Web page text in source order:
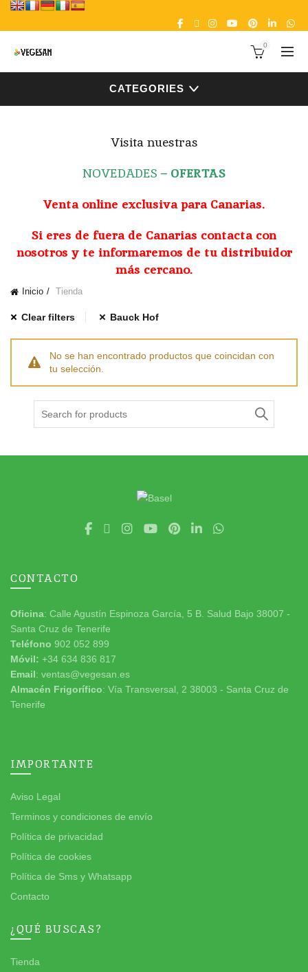
0
CATEGORIES
Visita nuestras
NOVEDADES – OFERTAS
Venta online exclusiva para Canarias.
Si eres de fuera de Canarias contacta con
nosotros y te informaremos de tu distribuidor
más cercano.
Inicio Tienda
Clear filters Bauck Hof
No se han encontrado productos que coincidan con
tu selección.
CONTACTO
Oficina: Calle Agustín Espinoza García, 5 B. Salud Bajo 38007 -
Santa Cruz de Tenerife
Teléfono 902 052 899
Móvil: +34 634 836 817
Email: ventas@vegesan.es
Almacén Frigorífico: Vía Transversal, 2 38003 - Santa Cruz de
Tenerife
IMPORTANTE
Aviso Legal
Terminos y condiciones de envío
Política de privacidad
Política de cookies
Política de Sms y Whatsapp
Contacto
¿QUÉ BUSCAS?
Tienda